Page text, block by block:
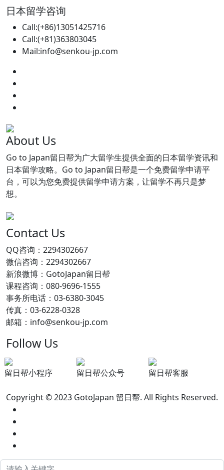
日本留学咨询
Call:(+86)13051425716
Call:(+81)363803045
Mail:info@senkou-jp.com
About Us
Go to Japan留日帮为广大留学生提供全面的日本留学资讯和
日本留学攻略。Go to Japan留日帮是一个免费留学申请平
台，可以为您免费提供留学申请方案，让留学不再只是梦
想。
Contact Us
QQ咨询：2294302667
微信咨询：2294302667
新浪微博：GotoJapan留日帮
课程咨询：080-9696-1555
事务所电话：03-6380-3045
传真：03-6228-0328
邮箱：info@senkou-jp.com
Follow Us
留日帮小程序 留日帮公众号 留日帮客服
Copyright © 2023 GotoJapan 留日帮. All Rights Reserved.